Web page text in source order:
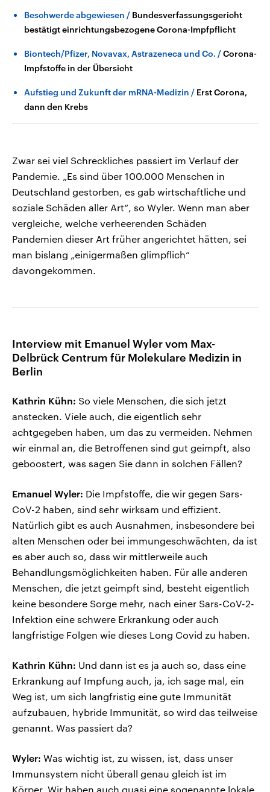
Beschwerde abgewiesen
Bundesverfassungsgericht
bestätigt einrichtungsbezogene Corona-Impfpflicht
Biontech/Pfizer, Novavax, Astrazeneca und Co.
Corona-
Impfstoffe in der Übersicht
Aufstieg und Zukunft der mRNA-Medizin
Erst Corona,
dann den Krebs
Zwar sei viel Schreckliches passiert im Verlauf der
Pandemie. „Es sind über 100.000 Menschen in
Deutschland gestorben, es gab wirtschaftliche und
soziale Schäden aller Art“, so Wyler. Wenn man aber
vergleiche, welche verheerenden Schäden
Pandemien dieser Art früher angerichtet hätten, sei
man bislang „einigermaßen glimpflich“
davongekommen.
Interview mit Emanuel Wyler vom Max-
Delbrück Centrum für Molekulare Medizin in
Berlin
Kathrin Kühn: So viele Menschen, die sich jetzt
anstecken. Viele auch, die eigentlich sehr
achtgegeben haben, um das zu vermeiden. Nehmen
wir einmal an, die Betroffenen sind gut geimpft, also
geboostert, was sagen Sie dann in solchen Fällen?
Emanuel Wyler: Die Impfstoffe, die wir gegen Sars-
CoV-2 haben, sind sehr wirksam und effizient.
Natürlich gibt es auch Ausnahmen, insbesondere bei
alten Menschen oder bei immungeschwächten, da ist
es aber auch so, dass wir mittlerweile auch
Behandlungsmöglichkeiten haben. Für alle anderen
Menschen, die jetzt geimpft sind, besteht eigentlich
keine besondere Sorge mehr, nach einer Sars-CoV-2-
Infektion eine schwere Erkrankung oder auch
langfristige Folgen wie dieses Long Covid zu haben.
Kathrin Kühn: Und dann ist es ja auch so, dass eine
Erkrankung auf Impfung auch, ja, ich sage mal, ein
Weg ist, um sich langfristig eine gute Immunität
aufzubauen, hybride Immunität, so wird das teilweise
genannt. Was passiert da?
Wyler: Was wichtig ist, zu wissen, ist, dass unser
Immunsystem nicht überall genau gleich ist im
Körper. Wir haben auch quasi eine sogenannte lokale